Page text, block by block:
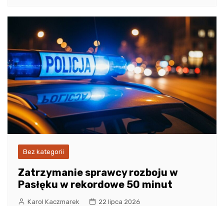
Bez kategorii
Zatrzymanie sprawcy rozboju w
Pasłęku w rekordowe 50 minut
Karol Kaczmarek 22 lipca 2026